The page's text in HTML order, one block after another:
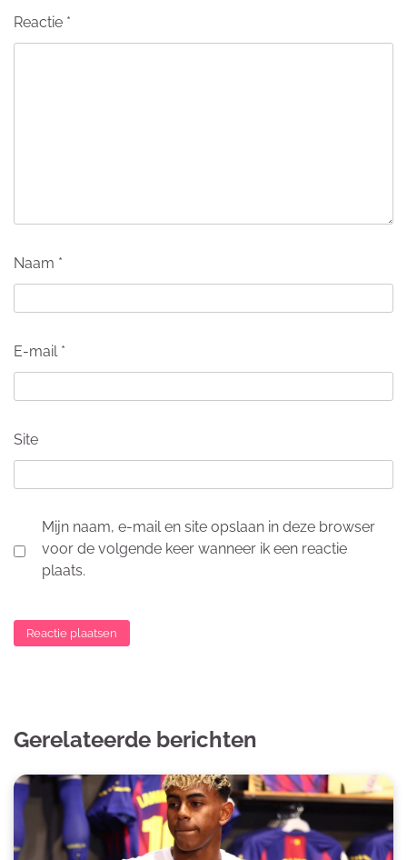
Reactie *
Naam *
E-mail *
Site
Mijn naam, e-mail en site opslaan in deze browser
voor de volgende keer wanneer ik een reactie
plaats.
Gerelateerde berichten